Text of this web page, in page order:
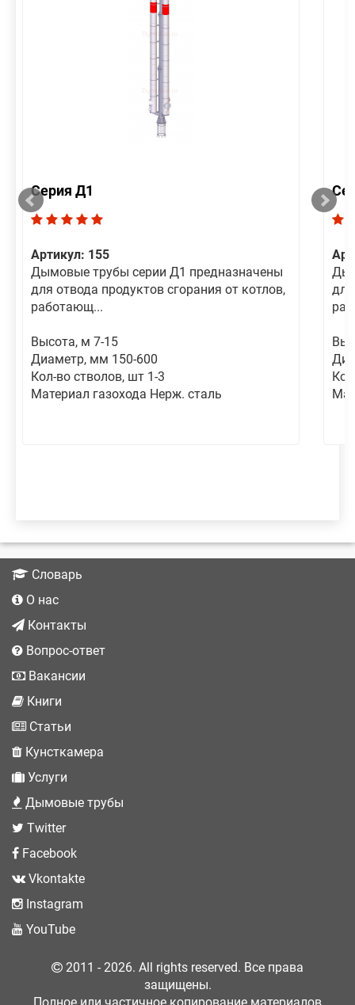
Серия Д1
Артикул: 155
Дымовые трубы серии Д1 предназначены
для отвода продуктов сгорания от котлов,
работающ...
Высота, м 7-15
Диаметр, мм 150-600
Кол-во стволов, шт 1-3
Материал газохода Нерж. сталь
Словарь
О нас
Контакты
Вопрос-ответ
Вакансии
Книги
Статьи
Кунсткамера
Услуги
Дымовые трубы
Twitter
Facebook
Vkontakte
Instagram
YouTube
2011 - 2026. All rights reserved. Все права
защищены.